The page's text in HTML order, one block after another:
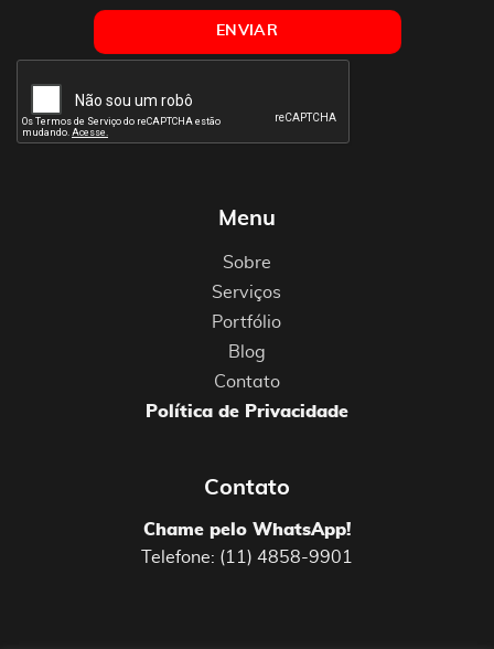
Menu
Sobre
Serviços
Portfólio
Blog
Contato
Política de Privacidade
Contato
Chame pelo WhatsApp!
Telefone: (11) 4858-9901